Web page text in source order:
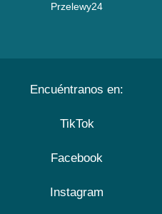
Przelewy24
Encuéntranos en:
TikTok
Facebook
Instagram